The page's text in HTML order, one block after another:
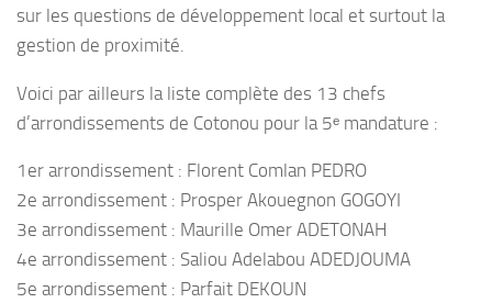
sur les questions de développement local et surtout la
gestion de proximité.
Voici par ailleurs la liste complète des 13 chefs
d’arrondissements de Cotonou pour la 5ᵉ mandature :
1er arrondissement : Florent Comlan PEDRO
2e arrondissement : Prosper Akouegnon GOGOYI
3e arrondissement : Maurille Omer ADETONAH
4e arrondissement : Saliou Adelabou ADEDJOUMA
5e arrondissement : Parfait DEKOUN